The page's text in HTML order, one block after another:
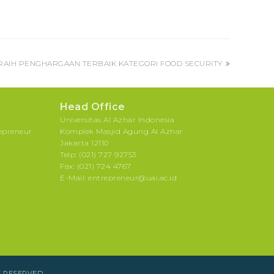
PENGHARGAAN TERBAIK KATEGORI FOOD SECURITY
Head Office
Universitas Al Azhar Indonesia
Komplek Masjid Agung Al Azhar
Jakarta 12110
Telp: (021) 727 92753
Fax: (021) 724 4767
E-Mail: entrepreneur@uai.ac.id